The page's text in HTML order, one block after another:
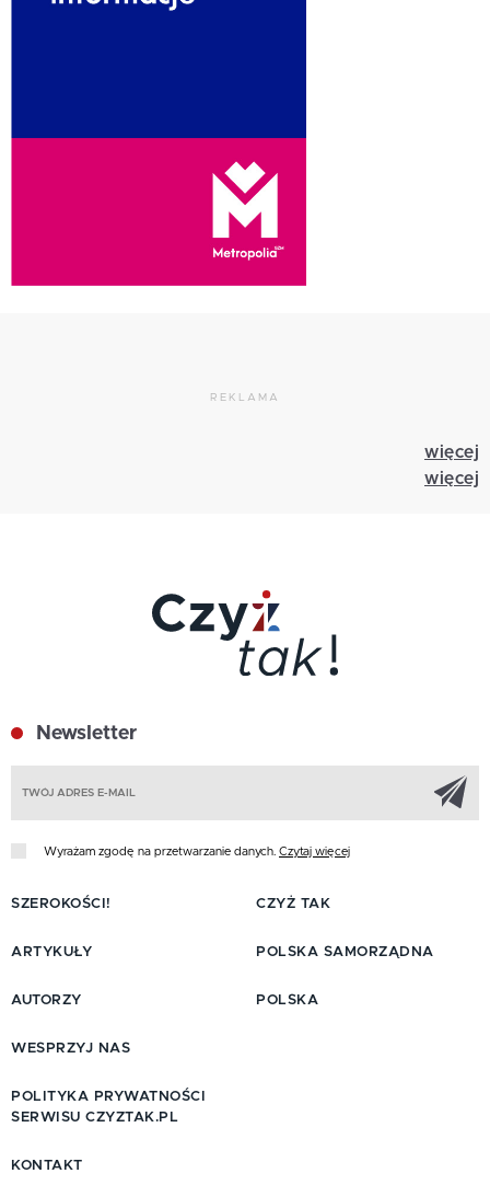
REKLAMA
więcej
więcej
Newsletter
Wyrażam zgodę na przetwarzanie danych. Czytaj więcej
SZEROKOŚCI!
ARTYKUŁY
AUTORZY
CZYŻ TAK
POLSKA SAMORZĄDNA
POLSKA
WESPRZYJ NAS
POLITYKA PRYWATNOŚCI
SERWISU CZYZTAK.PL
KONTAKT